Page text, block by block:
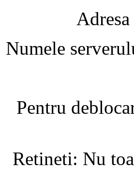
Numele
Pentru
Retineti: Nu